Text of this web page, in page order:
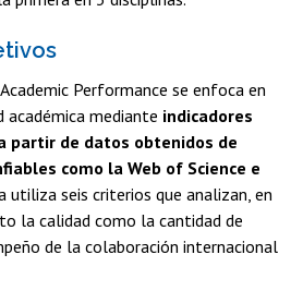
Performance se enfoca en
académica mediante indicadores
partir de datos obtenidos de
como la Web of Science e
utiliza seis criterios que analizan, en
la calidad como la cantidad de
de la colaboración internacional